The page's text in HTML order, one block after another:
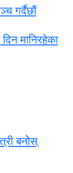
गर्दैछौं
मानिरहेका
बनोेस्